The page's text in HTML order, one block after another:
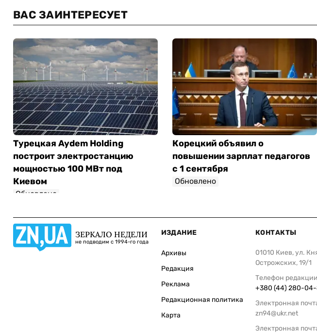
ВАС ЗАИНТЕРЕСУЕТ
Турецкая Aydem Holding
построит электростанцию
мощностью 100 МВт под
Киевом
Обновлено
Корецкий объявил о
повышении зарплат педагогов
с 1 сентября
Обновлено
ЗЕРКАЛО НЕДЕЛИ
не подводим с 1994-го года
ИЗДАНИЕ
Архивы
Редакция
Реклама
Редакционная политика
Карта
КОНТАКТЫ
01010 Киев, ул.
Острожских, 19/1
Телефон
+380 (44) 280-
Электронная
zn94@ukr.net
Электронная